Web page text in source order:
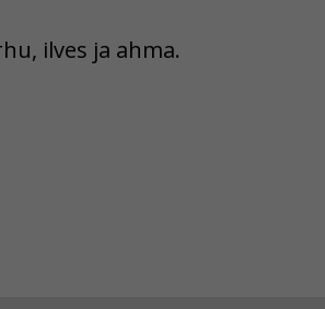
ilves ja ahma.